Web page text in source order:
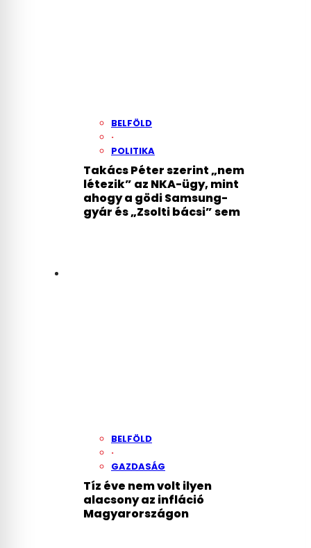
BELFÖLD
·
POLITIKA
Takács Péter szerint „nem
létezik” az NKA-ügy, mint
ahogy a gödi Samsung-
gyár és „Zsolti bácsi” sem
BELFÖLD
·
GAZDASÁG
Tíz éve nem volt ilyen
alacsony az infláció
Magyarországon